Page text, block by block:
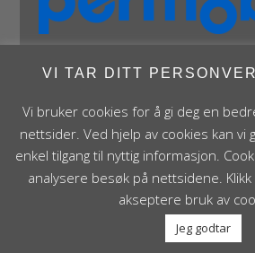
Panthera Norge AS •
Asker • Norge • post@panthera.no
Org.nr. NO 995 824 841 MVA
VI TAR DITT
Vi bruker cookies for å gi deg en
nettsider. Ved hjelp av cookies kan vi
enkel tilgang til nyttig informasjon.
analysere besøk på nettsidene. Klikk
akseptere bruk av
Jeg godtar